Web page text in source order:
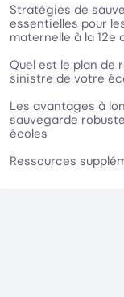
Stratégies de
essentielles pour
maternelle à la 12e
Quel est le plan de
sinistre de votre
Les avantages à
sauvegarde
écoles
Ressources